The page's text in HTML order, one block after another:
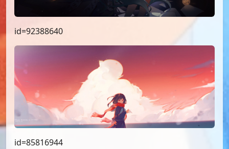
id=92388640
id=85816944